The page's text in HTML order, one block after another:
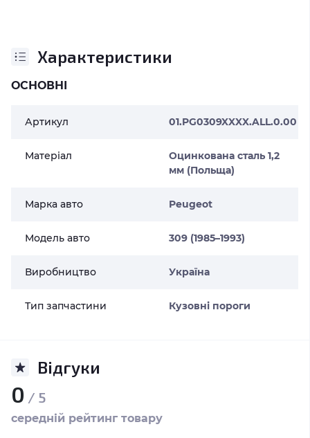
Характеристики
ОСНОВНІ
Артикул 01.PG0309XXXX.ALL.0.00
Матеріал
Оцинкована сталь 1,2
мм (Польща)
Марка авто Peugeot
Модель авто 309 (1985–1993)
Виробництво Україна
Тип запчастини Кузовні пороги
Відгуки
0 / 5
середній рейтинг товару